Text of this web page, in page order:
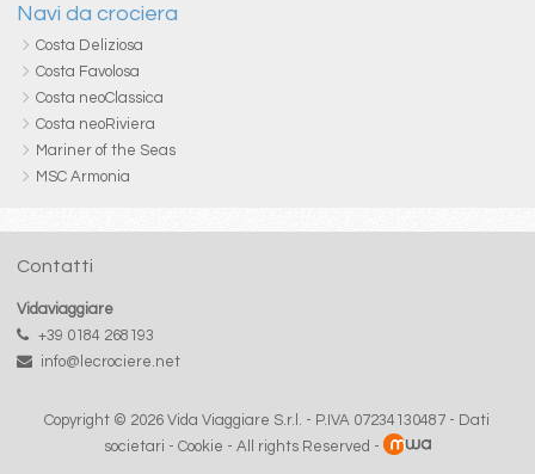
Navi da crociera
Costa Deliziosa
Costa Favolosa
Costa neoClassica
Costa neoRiviera
Mariner of the Seas
MSC Armonia
Contatti
Vidaviaggiare
+39 0184 268193
info@lecrociere.net
Copyright © 2026 Vida Viaggiare S.r.l. - P.IVA 07234130487 - Dati
societari - Cookie - All rights Reserved -